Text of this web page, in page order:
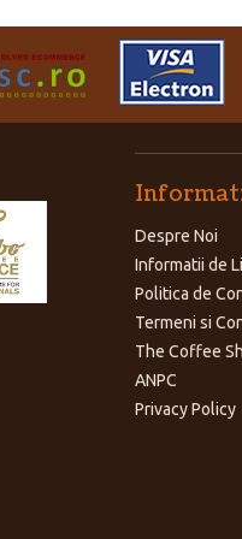
Despre Noi
Informatii de
Politica de
Termeni si
The Coffee
ANPC
Privacy Policy